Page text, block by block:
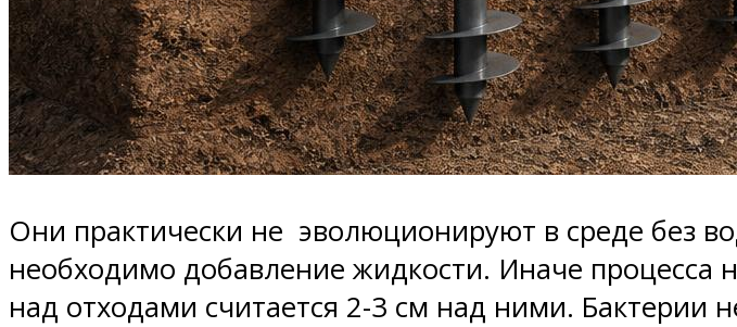
Они практически не эволюционируют в среде без
необходимо добавление жидкости. Иначе
над отходами считается 2-3 см над ними. Бактерии